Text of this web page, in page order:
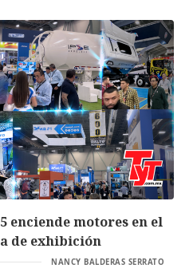
enciende motores en el
de exhibición
NANCY BALDERAS SERRATO